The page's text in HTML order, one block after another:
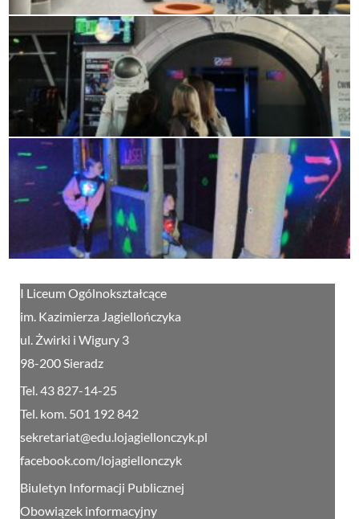
I Liceum Ogólnokształcące
im. Kazimierza Jagiellończyka
ul. Żwirki i Wigury 3
98-200 Sieradz
Tel. 43 827-14-25
Tel. kom. 501 192 842
sekretariat@edu.lojagiellonczyk.pl
facebook.com/lojagiellonczyk
Biuletyn Informacji Publicznej
Obowiązek informacyjny